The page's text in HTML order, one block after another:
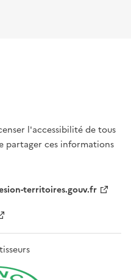
l'accessibilité de tous
partager ces informations
territoires.gouv.fr